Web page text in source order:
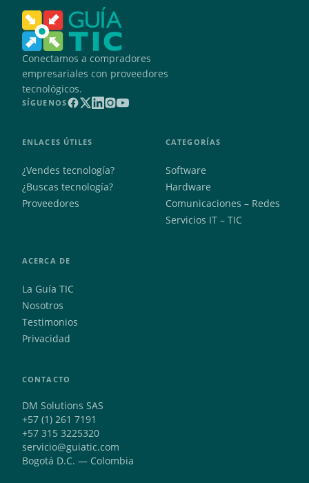
Conectamos a compradores
empresariales con proveedores
tecnológicos.
SÍGUENOS
ENLACES ÚTILES
¿Vendes tecnología?
¿Buscas tecnología?
Proveedores
CATEGORÍAS
Software
Hardware
Comunicaciones – Redes
Servicios IT – TIC
ACERCA DE
La Guía TIC
Nosotros
Testimonios
Privacidad
CONTACTO
DM Solutions SAS
+57 (1) 261 7191
+57 315 3225320
servicio@guiatic.com
Bogotá D.C. — Colombia